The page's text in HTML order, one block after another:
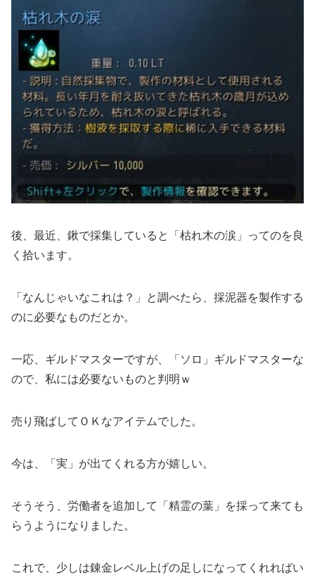
後、最近、鍬で採集していると「枯れ木の涙」ってのを良
く拾います。
「なんじゃいなこれは？」と調べたら、採泥器を製作する
のに必要なものだとか。
一応、ギルドマスターですが、「ソロ」ギルドマスターな
ので、私には必要ないものと判明ｗ
売り飛ばしてＯＫなアイテムでした。
今は、「実」が出てくれる方が嬉しい。
そうそう、労働者を追加して「精霊の葉」を採って来ても
らうようになりました。
これで、少しは錬金レベル上げの足しになってくれればい